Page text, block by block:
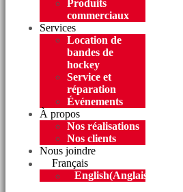
Produits
commerciaux
Services
Location de
bandes de
hockey
Service et
réparation
Événements
À propos
Nos réalisations
Nos clients
Nous joindre
Français
English(Anglais